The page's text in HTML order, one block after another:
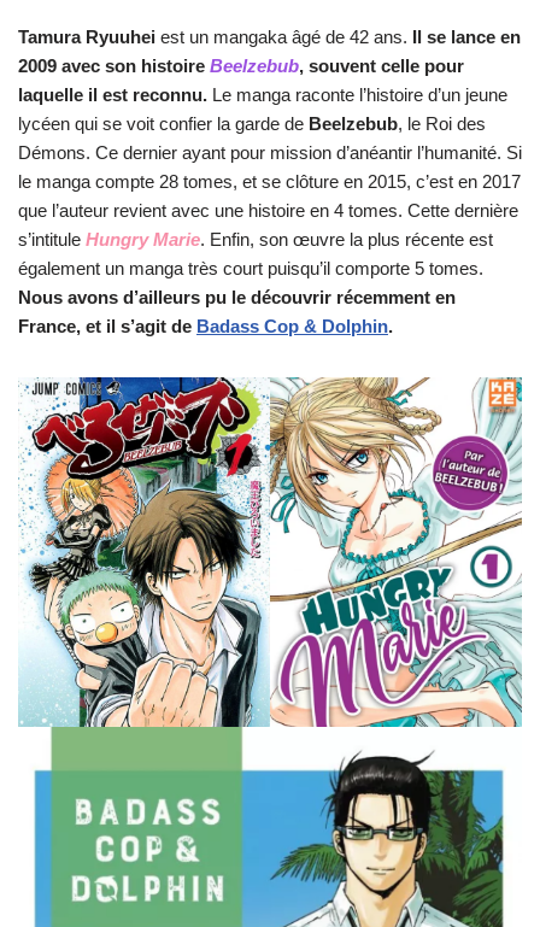
Tamura Ryuuhei est un mangaka âgé de 42 ans.
Il se lance en
2009 avec son histoire Beelzebub, souvent celle pour
laquelle il est reconnu. Le manga raconte l’histoire d’un jeune
lycéen qui se voit confier la garde de Beelzebub, le Roi des
Démons. Ce dernier ayant pour mission d’anéantir l’humanité. Si
le manga compte 28 tomes, et se clôture en 2015, c’est en 2017
que l’auteur revient avec une histoire en 4 tomes. Cette dernière
s’intitule Hungry Marie. Enfin, son œuvre la plus récente est
également un manga très court puisqu’il comporte 5 tomes.
Nous avons d’ailleurs pu le découvrir récemment en
France, et il s’agit de Badass Cop & Dolphin.